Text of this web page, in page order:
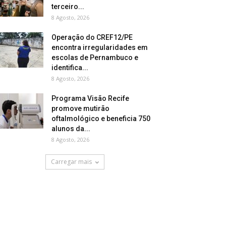
terceiro...
8 Agosto, 2026
Operação do CREF12/PE
encontra irregularidades em
escolas de Pernambuco e
identifica...
8 Agosto, 2026
Programa Visão Recife
promove mutirão
oftalmológico e beneficia 750
alunos da...
8 Agosto, 2026
Carregar mais